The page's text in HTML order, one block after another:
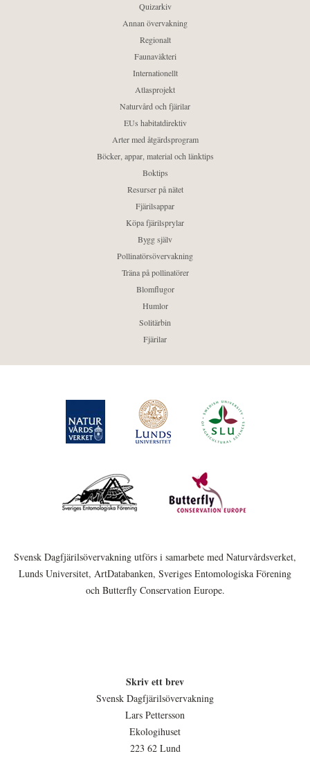
Quizarkiv
Annan övervakning
Regionalt
Faunaväkteri
Internationellt
Atlasprojekt
Naturvård och fjärilar
EUs habitatdirektiv
Arter med åtgärdsprogram
Böcker, appar, material och länktips
Boktips
Resurser på nätet
Fjärilsappar
Köpa fjärilsprylar
Bygg själv
Pollinatörsövervakning
Träna på pollinatörer
Blomflugor
Humlor
Solitärbin
Fjärilar
Svensk Dagfjärilsövervakning utförs i samarbete med Naturvårdsverket,
Lunds Universitet, ArtDatabanken, Sveriges Entomologiska Förening
och Butterfly Conservation Europe.
Skriv ett brev
Svensk Dagfjärilsövervakning
Lars Pettersson
Ekologihuset
223 62 Lund